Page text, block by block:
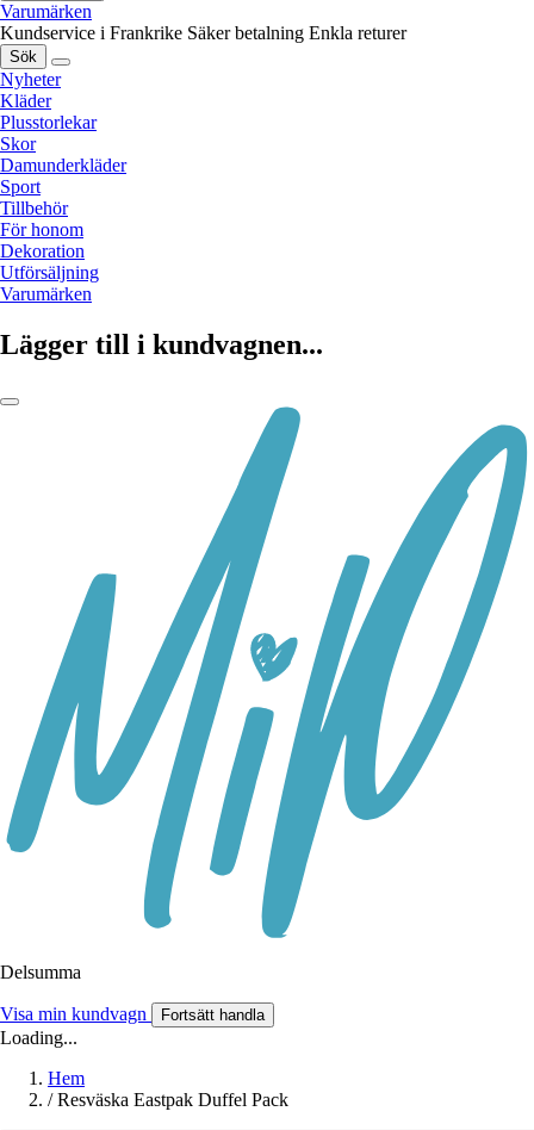
Varumärken
Kundservice i Frankrike Säker betalning Enkla returer
Sök
Nyheter
Kläder
Plusstorlekar
Skor
Damunderkläder
Sport
Tillbehör
För honom
Dekoration
Utförsäljning
Varumärken
Lägger till i kundvagnen...
Delsumma
Visa min kundvagn Fortsätt handla
Loading...
Hem
/ Resväska Eastpak Duffel Pack